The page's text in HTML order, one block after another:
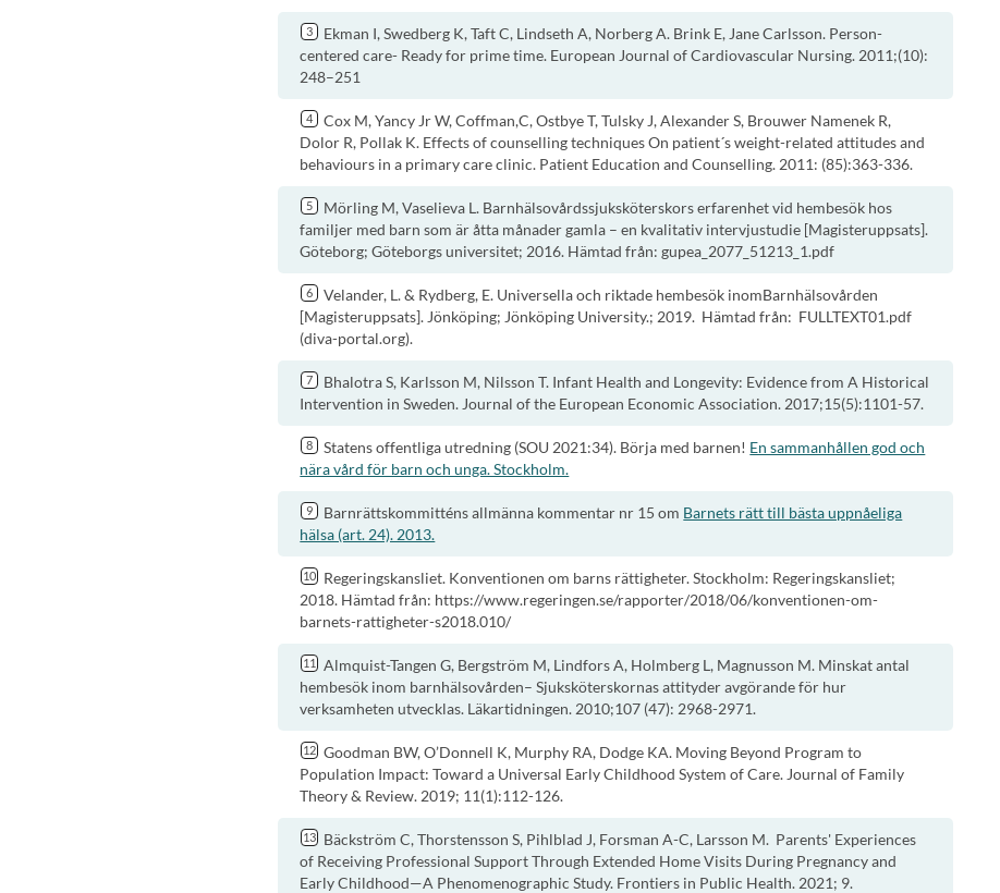
Ekman I, Swedberg K, Taft C, Lindseth A, Norberg A. Brink E, Jane Carlsson. Person-
centered care- Ready for prime time. European Journal of Cardiovascular Nursing. 2011;(10):
248–251
Cox M, Yancy Jr W, Coffman,C, Ostbye T, Tulsky J, Alexander S, Brouwer Namenek R,
Dolor R, Pollak K. Effects of counselling techniques On patient´s weight-related attitudes and
behaviours in a primary care clinic. Patient Education and Counselling. 2011: (85):363-336.
Mörling M, Vaselieva L. Barnhälsovårdssjuksköterskors erfarenhet vid hembesök hos
familjer med barn som är åtta månader gamla – en kvalitativ intervjustudie [Magisteruppsats].
Göteborg; Göteborgs universitet; 2016. Hämtad från: gupea_2077_51213_1.pdf
Velander, L. & Rydberg, E. Universella och riktade hembesök inomBarnhälsovården
[Magisteruppsats]. Jönköping; Jönköping University.; 2019. Hämtad från: FULLTEXT01.pdf
(diva-portal.org).
Bhalotra S, Karlsson M, Nilsson T. Infant Health and Longevity: Evidence from A Historical
Intervention in Sweden. Journal of the European Economic Association. 2017;15(5):1101-57.
Statens offentliga utredning (SOU 2021:34). Börja med barnen! En sammanhållen god och
nära vård för barn och unga. Stockholm.
Barnrättskommitténs allmänna kommentar nr 15 om Barnets rätt till bästa uppnåeliga
hälsa (art. 24). 2013.
Regeringskansliet. Konventionen om barns rättigheter. Stockholm: Regeringskansliet;
2018. Hämtad från: https://www.regeringen.se/rapporter/2018/06/konventionen-om-
barnets-rattigheter-s2018.010/
Almquist-Tangen G, Bergström M, Lindfors A, Holmberg L, Magnusson M. Minskat antal
hembesök inom barnhälsovården– Sjuksköterskornas attityder avgörande för hur
verksamheten utvecklas. Läkartidningen. 2010;107 (47): 2968-2971.
Goodman BW, O’Donnell K, Murphy RA, Dodge KA. Moving Beyond Program to
Population Impact: Toward a Universal Early Childhood System of Care. Journal of Family
Theory & Review. 2019; 11(1):112-126.
Bäckström C, Thorstensson S, Pihlblad J, Forsman A-C, Larsson M. Parents' Experiences
of Receiving Professional Support Through Extended Home Visits During Pregnancy and
Early Childhood—A Phenomenographic Study. Frontiers in Public Health. 2021; 9.